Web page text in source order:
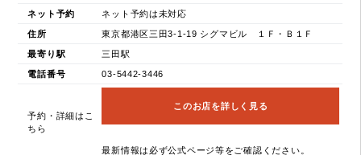
ネット予約 ネット予約は未対応
住所 東京都港区三田3-1-19 シグマビル １Ｆ・Ｂ１Ｆ
最寄り駅 三田駅
電話番号 03-5442-3446
予約・詳細はこ
ちら
このお店を詳しく見る
最新情報は必ず公式ページ等をご確認ください。